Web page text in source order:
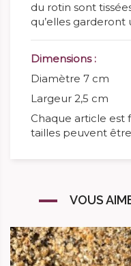
du rotin sont
qu’elles garderont
Dimensions :
Diamètre 7 cm
Largeur 2,5 cm
Chaque article est
tailles peuvent
VOUS